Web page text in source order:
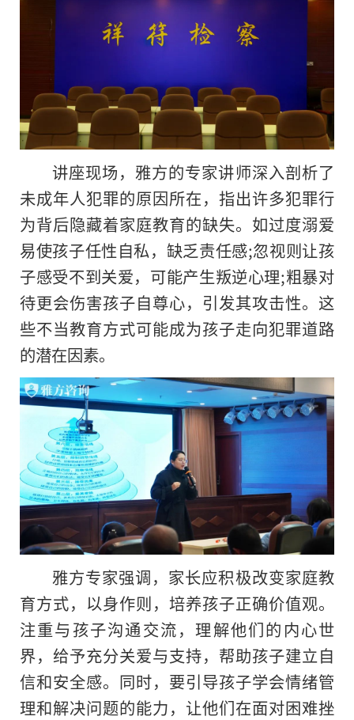
讲座现场，雅方的专家讲师深入剖析了
未成年人犯罪的原因所在，指出许多犯罪行
为背后隐藏着家庭教育的缺失。如过度溺爱
易使孩子任性自私，缺乏责任感;忽视则让孩
子感受不到关爱，可能产生叛逆心理;粗暴对
待更会伤害孩子自尊心，引发其攻击性。这
些不当教育方式可能成为孩子走向犯罪道路
的潜在因素。
雅方专家强调，家长应积极改变家庭教
育方式，以身作则，培养孩子正确价值观。
注重与孩子沟通交流，理解他们的内心世
界，给予充分关爱与支持，帮助孩子建立自
信和安全感。同时，要引导孩子学会情绪管
理和解决问题的能力，让他们在面对困难挫